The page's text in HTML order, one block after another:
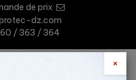
de prix
dz.com
/ 363 / 364
×